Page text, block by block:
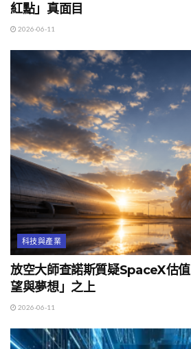
紅點」真面目
2026-06-11
科技與產業
放空大師查諾斯質疑SpaceX估
望與夢想」之上
2026-06-11